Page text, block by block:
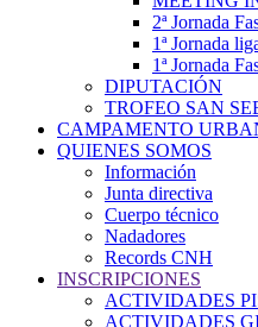
2ª Jornada
1ª Jornada
1ª Jornada
DIPUTACIÓN
TROFEO SAN
CAMPAMENTO
QUIENES SOMOS
Información
Junta directiva
Cuerpo técnico
Nadadores
Records CNH
INSCRIPCIONES
ACTIVIDADES
ACTIVIDADES